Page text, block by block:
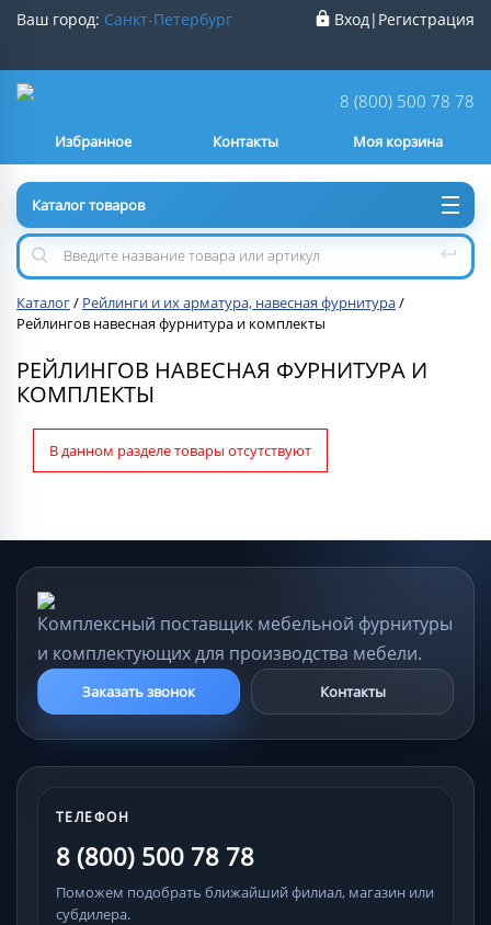
Ваш город: Санкт-Петербург
Нет
Вход| Регистрация
8 (800) 500 78 78
Контакты
Избранное Моя корзина
Каталог товаров
Каталог/ Рейлинги и их арматура, навесная фурнитура/
Рейлингов навесная фурнитура и комплекты
РЕЙЛИНГОВ НАВЕСНАЯ ФУРНИТУРА И
КОМПЛЕКТЫ
В данном разделе товары отсутствуют
Комплексный поставщик мебельной фурнитуры
и комплектующих для производства мебели.
Заказать звонок Контакты
ТЕЛЕФОН
8 (800) 500 78 78
Поможем подобрать ближайший филиал, магазин или
субдилера.